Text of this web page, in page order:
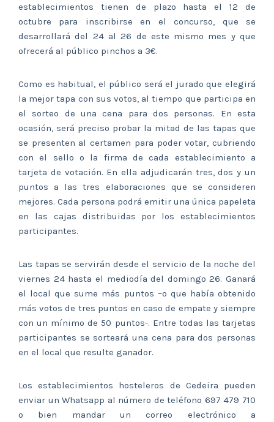
establecimientos tienen de plazo hasta el 12 de
octubre para inscribirse en el concurso, que se
desarrollará del 24 al 26 de este mismo mes y que
ofrecerá al público pinchos a 3€.
Como es habitual, el público será el jurado que elegirá
la mejor tapa con sus votos, al tiempo que participa en
el sorteo de una cena para dos personas. En esta
ocasión, será preciso probar la mitad de las tapas que
se presenten al certamen para poder votar, cubriendo
con el sello o la firma de cada establecimiento a
tarjeta de votación. En ella adjudicarán tres, dos y un
puntos a las tres elaboraciones que se consideren
mejores. Cada persona podrá emitir una única papeleta
en las cajas distribuidas por los establecimientos
participantes.
Las tapas se servirán desde el servicio de la noche del
viernes 24 hasta el mediodía del domingo 26. Ganará
el local que sume más puntos –o que había obtenido
más votos de tres puntos en caso de empate y siempre
con un mínimo de 50 puntos-. Entre todas las tarjetas
participantes se sorteará una cena para dos personas
en el local que resulte ganador.
Los establecimientos hosteleros de Cedeira pueden
enviar un Whatsapp al número de teléfono 697 479 710
o bien mandar un correo electrónico a